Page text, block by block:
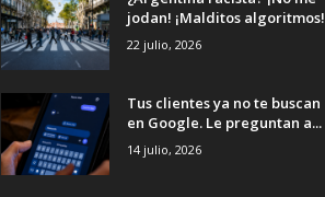
jodan! ¡Malditos algoritmos!
22 julio, 2026
Tus clientes ya no te buscan
en Google. Le preguntan a...
14 julio, 2026